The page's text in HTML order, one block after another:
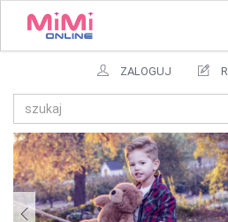
ZALOGUJ